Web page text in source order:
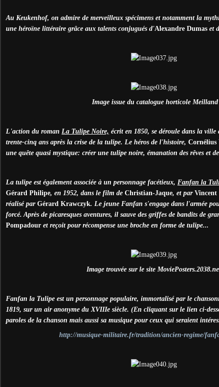
Au Keukenhof, on admire de merveilleux spécimens et notamment la
une héroïne littéraire grâce aux talents conjugués d'Alexandre Dumas et
Image issue du catalogue horticole Meilland
L'action du roman La Tulipe Noire, écrit en 1850, se déroule dans la
trente-cinq ans après la crise de la tulipe. Le héros de l'histoire, Cornélius
une quête quasi mystique: créer une tulipe noire, émanation des rêves et
La tulipe est également associée à un personnage facétieux, Fanfan la
Gérard Philipe, en 1952, dans le film de Christian-Jaque, et par Vincent
réalisé par Gérard Krawczyk. Le jeune Fanfan s'engage dans l'armée
forcé. Après de picaresques aventures, il sauve des griffes de bandits de
Pompadour et reçoit pour récompense une broche en forme de tulipe...
Image trouvée sur le site
Fanfan la Tulipe est un personnage populaire, immortalisé par le
1819, sur un air anonyme du XVIIIe siècle. (En cliquant sur le lien ci-
paroles de la chanson mais aussi sa musique pour ceux qui seraient
http://musique-militaire.fr/tradition/ancien-regime/